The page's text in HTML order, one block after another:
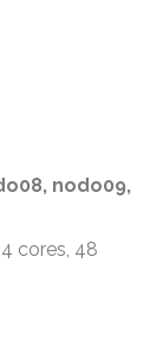
nodo09,
cores, 48